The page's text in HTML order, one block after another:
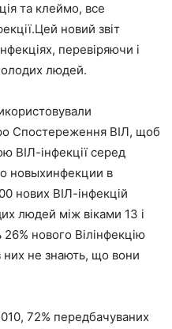
та клеймо, все
новий звіт
перевіряючи і
людей.
Спостереження ВІЛ, щоб
ВІЛ-інфекції серед
новыхинфекции в
нових ВІЛ-інфекцій
людей між віками 13 і
нового Вілінфекцію
них не знають, що вони
72% передбачуваних